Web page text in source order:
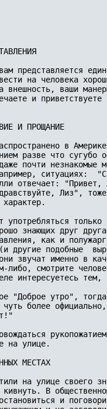
представляется
на человека
внешность, ваши
и
И ПРОЩАНИЕ
в
разве что сугубо
почти
ситуациях:
отвечает: "Привет,
Лиз",
употребляться только
знающих друг
как и
другие подобные
звучат именно в
либо, смотрите
интересуетесь тем,
"Доброе утро",
более
на улице.
МЕСТАХ
на улице своего
кивнуть. В
и